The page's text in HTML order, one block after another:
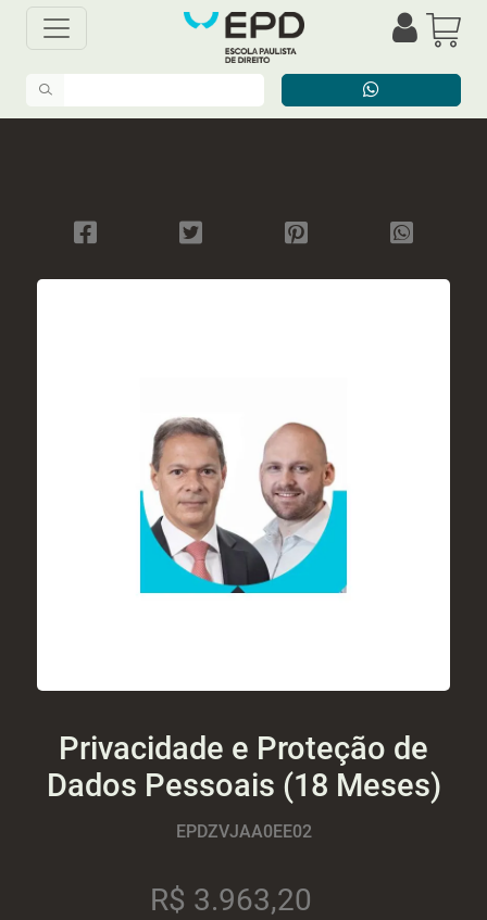
Privacidade e Proteção de
Dados Pessoais (18 Meses)
EPDZVJAA0EE02
R$ 3.963,20